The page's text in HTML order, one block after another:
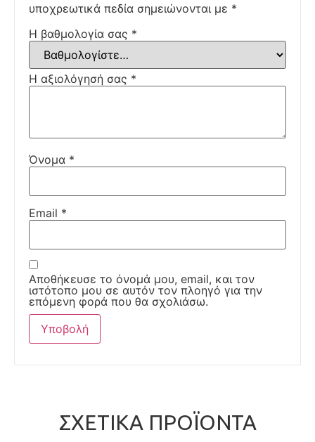
υποχρεωτικά πεδία σημειώνονται με *
Η βαθμολογία σας *
Η αξιολόγησή σας *
Όνομα *
Email *
Αποθήκευσε το όνομά μου, email, και τον
ιστότοπο μου σε αυτόν τον πλοηγό για την
επόμενη φορά που θα σχολιάσω.
ΣΧΕΤΙΚΆ ΠΡΟΪΌΝΤΑ